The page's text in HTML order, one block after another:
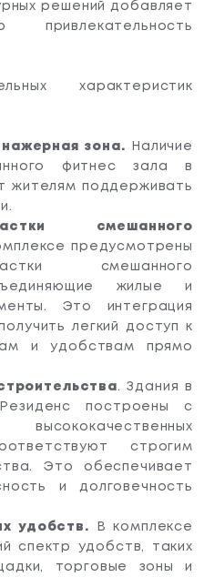
решений добавляет
характеристик
зона. Наличие
фитнес зала в
жителям поддерживать
смешанного
предусмотрены
смешанного
жилые и
Это интеграция
легкий доступ к
и удобствам прямо
. Здания в
построены с
строгим
Это обеспечивает
и долговечность
удобств. В комплексе
спектр удобств, таких
торговые зоны и